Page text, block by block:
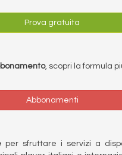
Prova gratuita
, scopri la formula
Abbonamenti
per sfruttare i servizi a